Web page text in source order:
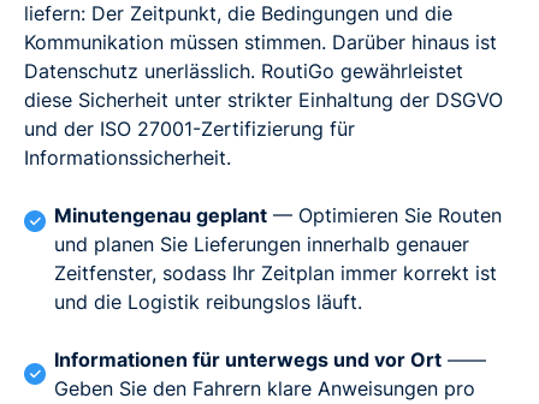
liefern: Der Zeitpunkt, die Bedingungen und die
Kommunikation müssen stimmen. Darüber hinaus ist
Datenschutz unerlässlich. RoutiGo gewährleistet
diese Sicherheit unter strikter Einhaltung der DSGVO
und der ISO 27001-Zertifizierung für
Informationssicherheit.
Minutengenau geplant — Optimieren Sie Routen
und planen Sie Lieferungen innerhalb genauer
Zeitfenster, sodass Ihr Zeitplan immer korrekt ist
und die Logistik reibungslos läuft.
Informationen für unterwegs und vor Ort ——
Geben Sie den Fahrern klare Anweisungen pro